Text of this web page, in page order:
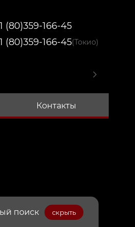
(80)359-166-45
(80)359-166-45(Токио)
Контакты
поиск скрыть